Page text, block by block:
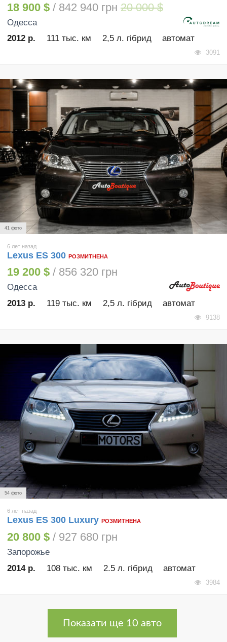
18 900 $ / 842 940 грн 20 000 $
Одесса
2012 р.
111 тыс. км 2,5 л. гібрид автомат
3091
41 фото
6 лет назад
Lexus ES 300 РОЗМИТНЕНА
19 200 $ / 856 320 грн
Одесса
2013 р.
119 тыс. км 2,5 л. гібрид автомат
9138
54 фото
6 лет назад
Lexus ES 300 Luxury РОЗМИТНЕНА
20 800 $ / 927 680 грн
Запорожье
2014 р.
108 тыс. км 2.5 л. гібрид автомат
3984
Показати ще 10 авто